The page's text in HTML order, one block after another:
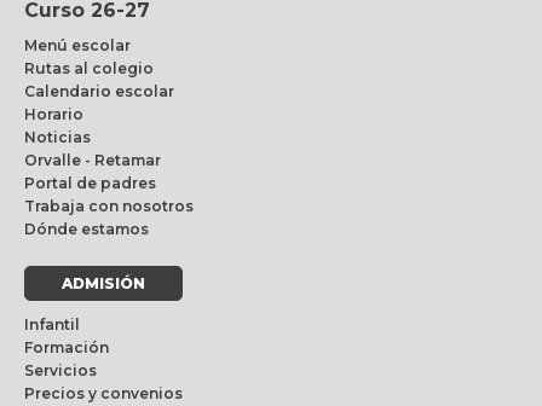
Curso 26-27
Menú escolar
Rutas al colegio
Calendario escolar
Horario
Noticias
Orvalle - Retamar
Portal de padres
Trabaja con nosotros
Dónde estamos
ADMISIÓN
Infantil
Formación
Servicios
Precios y convenios